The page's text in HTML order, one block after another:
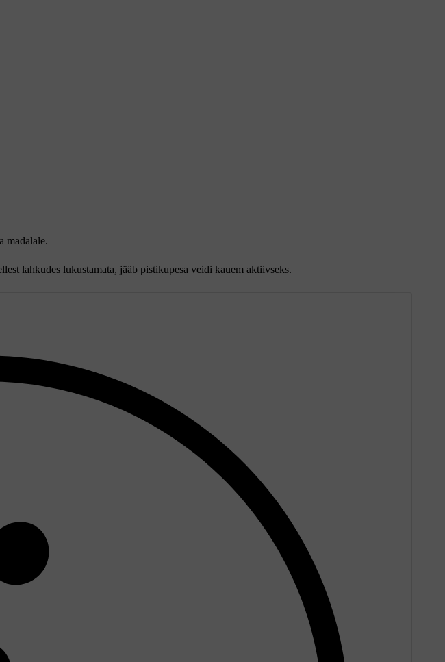
madalale.
lahkudes lukustamata, jääb pistikupesa veidi kauem aktiivseks.